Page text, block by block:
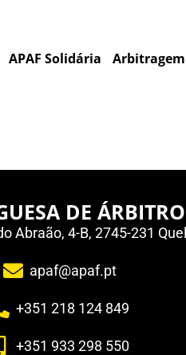
APAF Solidária Arbitragem
DE
Abraão, 4-B, 2745-231
apaf@apaf.pt
+351 218 124 849
+351 933 298 550